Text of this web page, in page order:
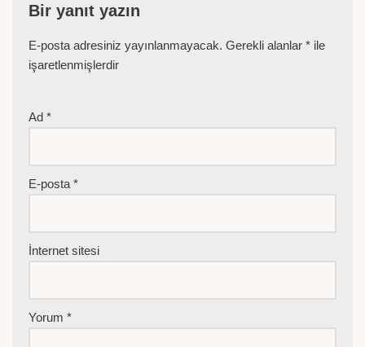
Bir yanıt yazın
E-posta adresiniz yayınlanmayacak. Gerekli alanlar * ile
işaretlenmişlerdir
Ad *
E-posta *
İnternet sitesi
Yorum *